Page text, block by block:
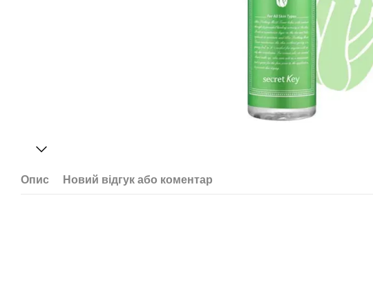
Опис Новий відгук або коментар